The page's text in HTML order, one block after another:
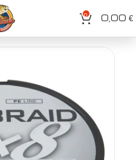
0 0,00 €